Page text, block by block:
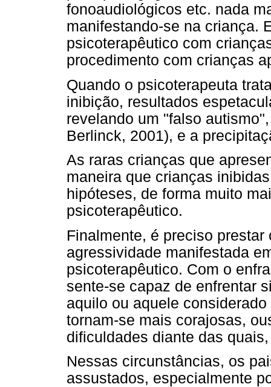
fonoaudiológicos etc. nada
manifestando-se na criança.
psicoterapêutico com
procedimento com crianças
Quando o psicoterapeuta
inibição, resultados
revelando um "falso
Berlinck, 2001), e a
As raras crianças que
maneira que crianças
hipóteses, de forma muito
psicoterapêutico.
Finalmente, é preciso
agressividade manifestada
psicoterapêutico. Com o
sente-se capaz de enfrentar
aquilo ou aquele
tornam-se mais corajosas,
dificuldades diante das
Nessas circunstâncias, os
assustados, especialmente